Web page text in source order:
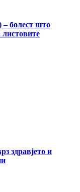
– болест што
здравјето и